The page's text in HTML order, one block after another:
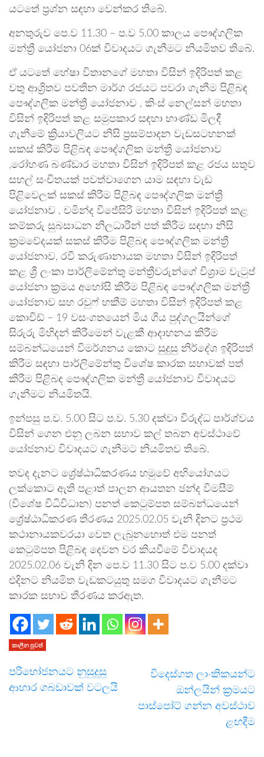
යටතේ ප්‍රශ්න සඳහා වෙන්කර තිබේ.
අනතුරුව පෙ.ව 11.30 – ප.ව 5.00 කාලය පෞද්ගලික
මන්ත්‍රී යෝජනා 06ක් විවාදයට ගැනීමට නියමිතව තිබේ.
ඒ යටතේ හේෂා විතානගේ මහතා විසින් ඉදිරිපත් කළ
වතු ආශ්‍රිතව පවතින මාර්ග රජයට පවරා ගැනීම පිළිබඳ
පෞද්ගලික මන්ත්‍රී යෝජනාව , කිංස් නෙල්සන් මහතා
විසින් ඉදිරිපත් කළ සමුපකාර සඳහා භාණ්ඩ මිලදී
ගැනීමේ ක්‍රියාවලියට නිසි ප්‍රසම්පාදන වැඩසටහනක්
සකස් කිරීම පිළිබඳ පෞද්ගලික මන්ත්‍රී යෝජනාව
,රෝහණ බණ්ඩාර මහතා විසින් ඉදිරිපත් කළ රජය සතුව
සහල් සංචිතයක් පවත්වාගෙන යාම සඳහා වැඩ
පිළිවෙලක් සකස් කිරීම පිළිබඳ පෞද්ගලික මන්ත්‍රී
යෝජනාව , චමින්ද විජේසිරි මහතා විසින් ඉදිරිපත් කළ
කම්කරු සුබසාධන නිලධාරීන් පත් කිරීම සඳහා නිසි
ක්‍රමවේදයක් සකස් කිරීම පිළිබඳ පෞද්ගලික මන්ත්‍රී
යෝජනාව, රවී කරුණානායක මහතා විසින් ඉදිරිපත්
කළ ශ්‍රී ලංකා පාර්ලිමේන්තු මන්ත්‍රීවරුන්ගේ විශ්‍රාම වැටුප්
යෝජනා ක්‍රමය අහෝසි කිරීම පිළිබඳ පෞද්ගලික මන්ත්‍රී
යෝජනාව සහ රවුෆ් හකීම් මහතා විසින් ඉදිරිපත් කළ
කොවිඩ් – 19 වසංගතයෙන් මිය ගිය පුද්ගලයින්ගේ
සිරුරු මිහිදන් කිරීමෙන් වැළකී ආදාහනය කිරීම
සම්බන්ධයෙන් විමර්ශනය කොට සුදුසු නිර්දේශ ඉදිරිපත්
කිරීම සඳහා පාර්ලිමේන්තු විශේෂ කාරක සභාවක් පත්
කිරීම පිළිබඳ පෞද්ගලික මන්ත්‍රී යෝජනාව විවාදයට
ගැනීමට නියමිතයි.
ඉන්පසු ප.ව. 5.00 සිට ප.ව. 5.30 දක්වා විරුද්ධ පාර්ශ්වය
විසින් ගෙන එනු ලබන සභාව කල් තබන අවස්ථාවේ
යෝජනාව විවාදයට ගැනීමට නියමිතව තිබේ.
තවද දැනට ශ්‍රේෂ්ඨාධිකරණය හමුවේ අභියෝගයට
ලක්කොට ඇති පළාත් පාලන ආයතන ඡන්ද විමසීම්
(විශේෂ විධිවිධාන) පනත් කෙටුම්පත සම්බන්ධයෙන්
ශ්‍රේෂ්ඨාධිකරණ තීරණය 2025.02.05 වැනි දිනට ප්‍රථම
කථානායකවරයා වෙත ලැබුනහොත් එම පනත්
කෙටුම්පත පිළිබඳ දෙවන වර කියවීමේ විවාදයද
2025.02.06 වැනි දින පෙ.ව 11.30 සිට ප.ව 5.00 දක්වා
එදිනට නියමිත වැඩකටයුතු සමග විවාදයට ගැනීමට
කාරක සභාව තීරණය කරඇත.
කාලීන පුවත්
පරිභෝජනයට නුසුදුසු
ආහාර ගබඩාවක් වටලයි
විදෙස්ගත ලාංකිකයන්ට
ඔන්ලයින් ක්‍රමයට
පාස්පෝට් ගන්න අවස්ථාව
ළඟදීම